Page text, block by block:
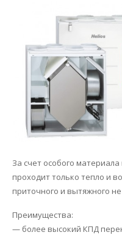
За счет особого
проходит только тепло и
приточного и вытяжного
Преимущества:
— более высокий КПД